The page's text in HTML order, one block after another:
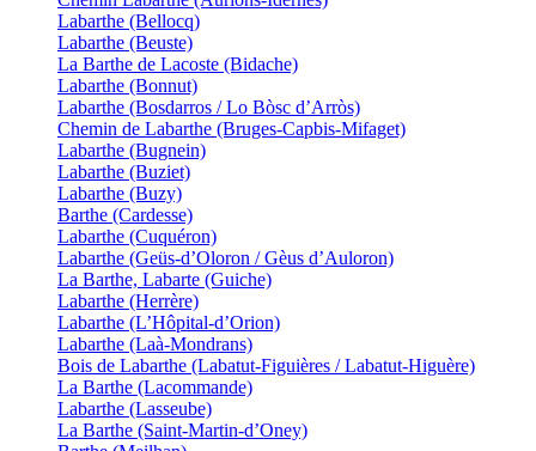
Labarthe (Bellocq)
Labarthe (Beuste)
La Barthe de Lacoste (Bidache)
Labarthe (Bonnut)
Labarthe (Bosdarros / Lo Bòsc d’Arròs)
Chemin de Labarthe (Bruges-Capbis-Mifaget)
Labarthe (Bugnein)
Labarthe (Buziet)
Labarthe (Buzy)
Barthe (Cardesse)
Labarthe (Cuquéron)
Labarthe (Geüs-d’Oloron / Gèus d’Auloron)
La Barthe, Labarte (Guiche)
Labarthe (Herrère)
Labarthe (L’Hôpital-d’Orion)
Labarthe (Laà-Mondrans)
Bois de Labarthe (Labatut-Figuières / Labatut-Higuère)
La Barthe (Lacommande)
Labarthe (Lasseube)
La Barthe (Saint-Martin-d’Oney)